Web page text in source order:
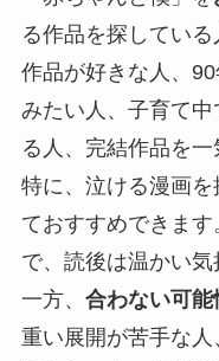
る作品を探してい
作品が好きな人、
みたい人、子育て
る人、完結作品を一
特に、泣ける漫画
ておすすめできま
で、読後は温かい気
一方、 合わない可能
重い展開が苦手な